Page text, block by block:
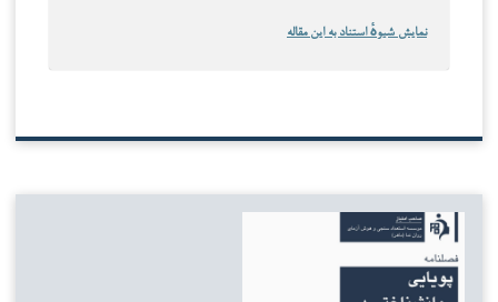
نمایش شیوهٔ استناد به این مقاله